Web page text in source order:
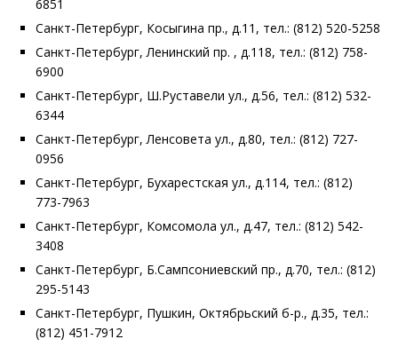
6851
Санкт-Петербург, Косыгина пр., д.11, тел.: (812) 520-5258
Санкт-Петербург, Ленинский пр. , д.118, тел.: (812) 758-
6900
Санкт-Петербург, Ш.Руставели ул., д.56, тел.: (812) 532-
6344
Санкт-Петербург, Ленсовета ул., д.80, тел.: (812) 727-
0956
Санкт-Петербург, Бухарестская ул., д.114, тел.: (812)
773-7963
Санкт-Петербург, Комсомола ул., д.47, тел.: (812) 542-
3408
Санкт-Петербург, Б.Сампсониевский пр., д.70, тел.: (812)
295-5143
Санкт-Петербург, Пушкин, Октябрьский б-р., д.35, тел.:
(812) 451-7912